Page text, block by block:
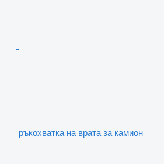
ръкохватка на врата за камион